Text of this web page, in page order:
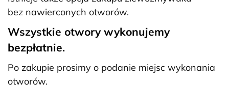
bez nawierconych otworów.
Wszystkie otwory wykonujemy
bezpłatnie.
Po zakupie prosimy o podanie miejsc wykonania
otworów.